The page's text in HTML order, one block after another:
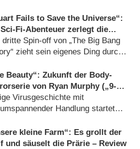
Fails to Save the Universe“:
Fi-Abenteuer zerlegt die
Norm – Review
dritte Spin-off von „The Big Bang
zieht sein eigenes Ding durch
Beauty“: Zukunft der Body-
von Ryan Murphy („9-1-
in der Schwebe
Virusgeschichte mit
Handlung startete
kleine Farm“: Es grollt der
und säuselt die Prärie – Review